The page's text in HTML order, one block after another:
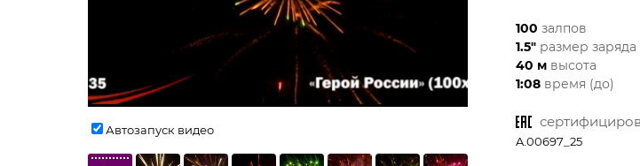
Автозапуск видео
100 залпов
1.5" размер заряда
40 м высота
1:08 время (до)
A.00697_25